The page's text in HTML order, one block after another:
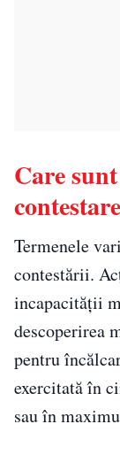
Care
Termenele
contestării.
incapacității
descoperirea
pentru
exercitată în
sau în